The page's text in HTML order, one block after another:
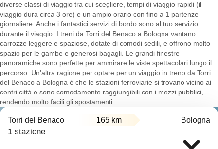
diverse classi di viaggio tra cui scegliere, tempi di viaggio rapidi (il
viaggio dura circa 3 ore) e un ampio orario con fino a 1 partenze
giornaliere. Anche i fantastici servizi di bordo sono al tuo servizio
durante il viaggio. I treni da Torri del Benaco a Bologna vantano
carrozze leggere e spaziose, dotate di comodi sedili, e offrono molto
spazio per le gambe e generosi bagagli. Le grandi finestre
panoramiche sono perfette per ammirare le viste spettacolari lungo il
percorso. Un'altra ragione per optare per un viaggio in treno da Torri
del Benaco a Bologna è che le stazioni ferroviarie si trovano vicino ai
centri città e sono comodamente raggiungibili con i mezzi pubblici,
rendendo molto facili gli spostamenti.
Torri del Benaco 165 km Bologna
1 stazione